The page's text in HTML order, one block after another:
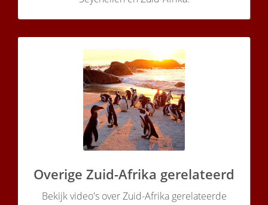
Overige Zuid-Afrika gerelateerd
Bekijk video's over Zuid-Afrika gerelateerde